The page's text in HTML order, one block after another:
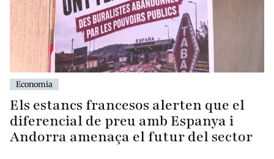
Economia
Els estancs francesos alerten que el
diferencial de preu amb Espanya i
Andorra amenaça el futur del sector